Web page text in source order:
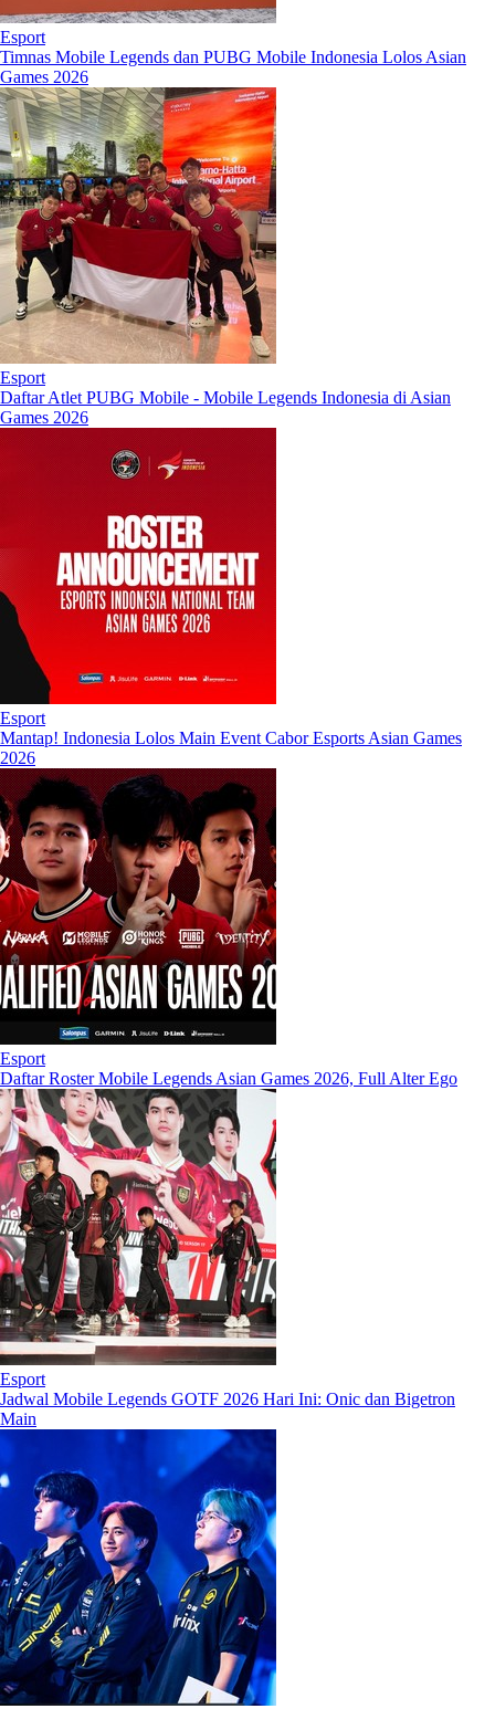
Esport
Timnas Mobile Legends dan PUBG Mobile Indonesia Lolos Asian
Games 2026
Esport
Daftar Atlet PUBG Mobile - Mobile Legends Indonesia di Asian
Games 2026
Esport
Mantap! Indonesia Lolos Main Event Cabor Esports Asian Games
2026
Esport
Daftar Roster Mobile Legends Asian Games 2026, Full Alter Ego
Esport
Jadwal Mobile Legends GOTF 2026 Hari Ini: Onic dan Bigetron
Main